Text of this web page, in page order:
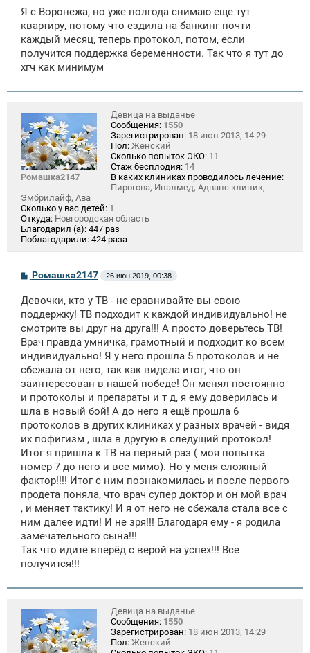
б
щ
н
и
Я с Воронежа, но уже полгода снимаю еще тут
квартиру, потому что ездила на банкинг почти
каждый месяц, теперь протокол, потом, если
получится поддержка беременности. Так что я тут до
хгч как минимум
Ромашка2147
Девица на выданье
Сообщения: 1550
Зарегистрирован: 18 июн 2013, 14:29
Пол: Женский
Сколько попыток ЭКО: 11
Стаж бесплодия: 14
В каких клиниках проводилось лечение:
Пирогова, Иналмед, Адванс клиник,
Эмбрилайф, Ава
Сколько у вас детей: 1
Откуда: Новгородская область
Благодарил (а): 447 раз
Поблагодарили: 424 раза
С
о
б
щ
е
н
и
е
Ромашка2147 26 июн 2019, 00:38
Девочки, кто у ТВ - не сравнивайте вы свою
поддержку! ТВ подходит к каждой индивидуально! не
смотрите вы друг на друга!!! А просто доверьтесь ТВ!
Врач правда умничка, грамотный и подходит ко всем
индивидуально! Я у него прошла 5 протоколов и не
сбежала от него, так как видела итог, что он
заинтересован в нашей победе! Он менял постоянно
и протоколы и препараты и т д, я ему доверилась и
шла в новый бой! А до него я ещё прошла 6
протоколов в других клиниках у разных врачей - видя
их пофигизм , шла в другую в следущий протокол!
Итог я пришла к ТВ на первый раз ( моя попытка
номер 7 до него и все мимо). Но у меня сложный
фактор!!!! Итог с ним познакомилась и после первого
продета поняла, что врач супер доктор и он мой врач
, и меняет тактику! И я от него не сбежала стала все с
ним далее идти! И не зря!!! Благодаря ему - я родила
замечательного сына!!!
Так что идите вперёд с верой на успех!!! Все
получится!!!
Девица на выданье
Сообщения: 1550
Зарегистрирован: 18 июн 2013, 14:29
Пол: Женский